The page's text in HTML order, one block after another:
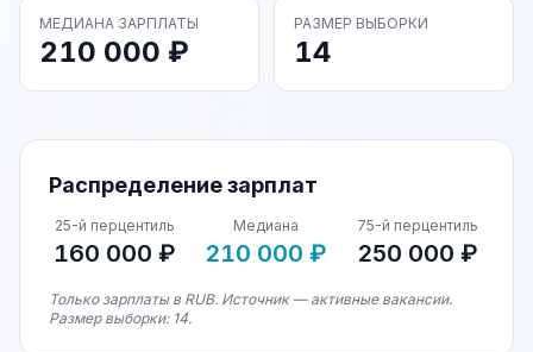
МЕДИАНА ЗАРПЛАТЫ
210 000 ₽
РАЗМЕР ВЫБОРКИ
14
Распределение зарплат
25-й перцентиль
160 000 ₽
Медиана
210 000 ₽
75-й перцентиль
250 000 ₽
Только зарплаты в RUB. Источник — активные вакансии.
Размер выборки: 14.